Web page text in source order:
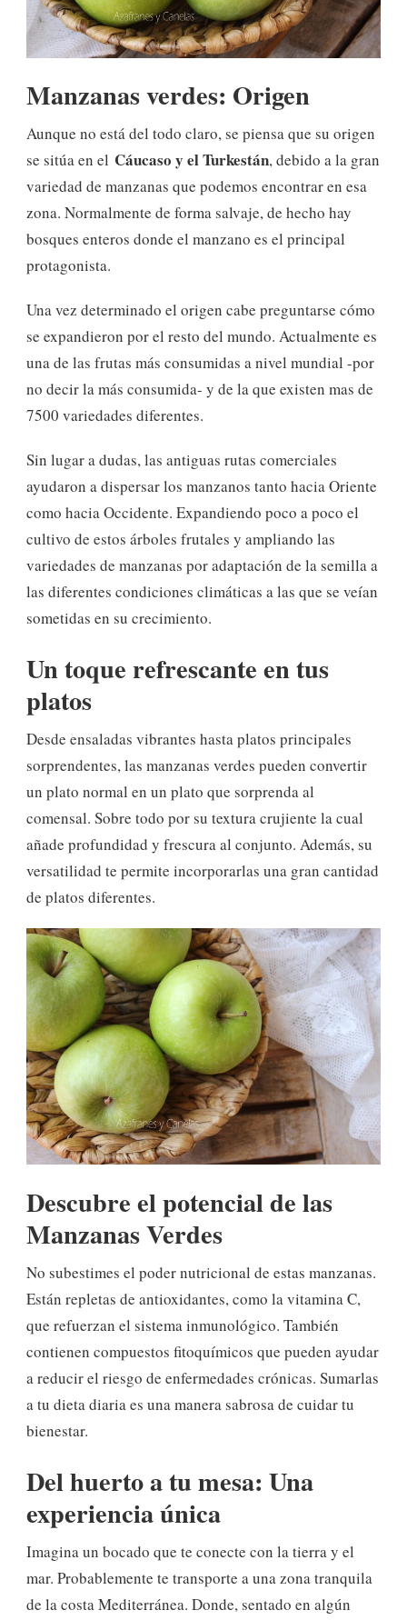
Manzanas verdes: Origen
Aunque no está del todo claro, se piensa que su origen
se sitúa en el Cáucaso y el Turkestán, debido a la gran
variedad de manzanas que podemos encontrar en esa
zona. Normalmente de forma salvaje, de hecho hay
bosques enteros donde el manzano es el principal
protagonista.
Una vez determinado el origen cabe preguntarse cómo
se expandieron por el resto del mundo. Actualmente es
una de las frutas más consumidas a nivel mundial -por
no decir la más consumida- y de la que existen mas de
7500 variedades diferentes.
Sin lugar a dudas, las antiguas rutas comerciales
ayudaron a dispersar los manzanos tanto hacia Oriente
como hacia Occidente. Expandiendo poco a poco el
cultivo de estos árboles frutales y ampliando las
variedades de manzanas por adaptación de la semilla a
las diferentes condiciones climáticas a las que se veían
sometidas en su crecimiento.
Un toque refrescante en tus
platos
Desde ensaladas vibrantes hasta platos principales
sorprendentes, las manzanas verdes pueden convertir
un plato normal en un plato que sorprenda al
comensal. Sobre todo por su textura crujiente la cual
añade profundidad y frescura al conjunto. Además, su
versatilidad te permite incorporarlas una gran cantidad
de platos diferentes.
Descubre el potencial de las
Manzanas Verdes
No subestimes el poder nutricional de estas manzanas.
Están repletas de antioxidantes, como la vitamina C,
que refuerzan el sistema inmunológico. También
contienen compuestos fitoquímicos que pueden ayudar
a reducir el riesgo de enfermedades crónicas. Sumarlas
a tu dieta diaria es una manera sabrosa de cuidar tu
bienestar.
Del huerto a tu mesa: Una
experiencia única
Imagina un bocado que te conecte con la tierra y el
mar. Probablemente te transporte a una zona tranquila
de la costa Mediterránea. Donde, sentado en algún